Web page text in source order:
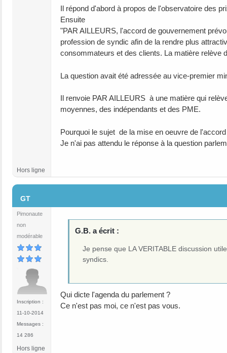
Il répond d'abord à propos de l'observatoire des
Ensuite
"PAR AILLEURS, l'accord de gouvernement
profession de syndic afin de la rendre plus
consommateurs et des clients. La matière relève
La question avait été adressée au vice-premier
Il renvoie PAR AILLEURS à une matière qui
moyennes, des indépendants et des PME.
Pourquoi le sujet de la mise en oeuvre de
Je n'ai pas attendu le réponse à la question
Hors ligne
GT
Pimonaute
non
modérable
Inscription :
11-10-2014
Messages :
14 286
G.B. a écrit :
Je pense que LA VERITABLE discussion
syndics.
Qui dicte l'agenda du parlement ?
Ce n'est pas moi, ce n'est pas vous.
Hors ligne